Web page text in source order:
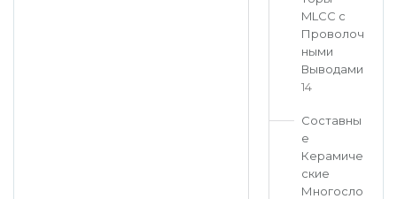
MLCC с
Проволоч
ными
Выводами
14
Составны
е
Керамиче
ские
Многосло